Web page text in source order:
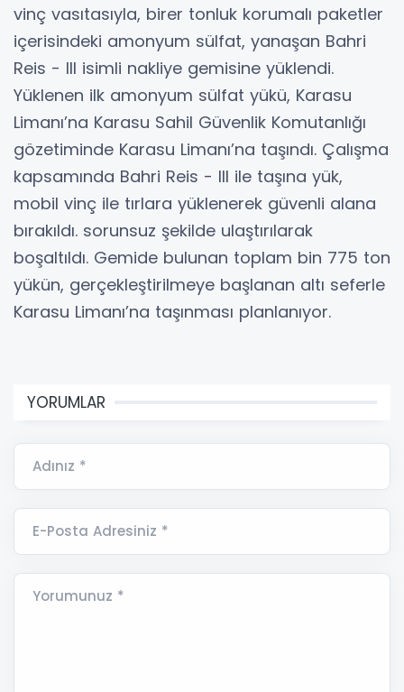
vinç vasıtasıyla, birer tonluk korumalı paketler
içerisindeki amonyum sülfat, yanaşan Bahri
Reis - III isimli nakliye gemisine yüklendi.
Yüklenen ilk amonyum sülfat yükü, Karasu
Limanı’na Karasu Sahil Güvenlik Komutanlığı
gözetiminde Karasu Limanı’na taşındı. Çalışma
kapsamında Bahri Reis - III ile taşına yük,
mobil vinç ile tırlara yüklenerek güvenli alana
bırakıldı. sorunsuz şekilde ulaştırılarak
boşaltıldı. Gemide bulunan toplam bin 775 ton
yükün, gerçekleştirilmeye başlanan altı seferle
Karasu Limanı’na taşınması planlanıyor.
YORUMLAR
Adınız *
E-Posta Adresiniz *
Yorumunuz *